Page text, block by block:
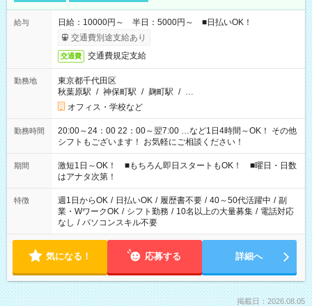
給与
日給：10000円～ 半日：5000円～ ■日払いOK！
交通費別途支給あり
交通費 交通費規定支給
勤務地
東京都千代田区
秋葉原駅 / 神保町駅 / 麹町駅 / …
オフィス・学校など
勤務時間
20:00～24：00 22：00～翌7:00 …など1日4時間～OK！ その他
シフトもございます！ お気軽にご相談ください！
期間
激短1日～OK！ ■もちろん即日スタートもOK！ ■曜日・日数
はアナタ次第！
特徴 週1日からOK / 日払いOK / 履歴書不要 / 40～50代活躍中 / 副
業・WワークOK / シフト勤務 / 10名以上の大量募集 / 電話対応
なし / パソコンスキル不要
気になる！ 応募する 詳細へ
掲載日：2026.08.05